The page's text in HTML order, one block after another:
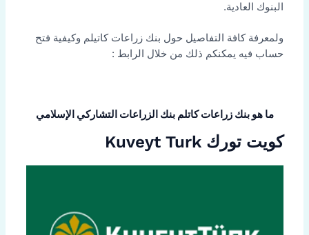
البنوك العادية.
ولمعرفة كافة التفاصيل حول بنك زراعات كاتيلم وكيفية فتح
حساب فيه يمكنكم ذلك من خلال الرابط :
ما هو بنك زراعات كاتلم بنك الزراعات التشاركي الإسلامي
كويت تورك Kuveyt Turk